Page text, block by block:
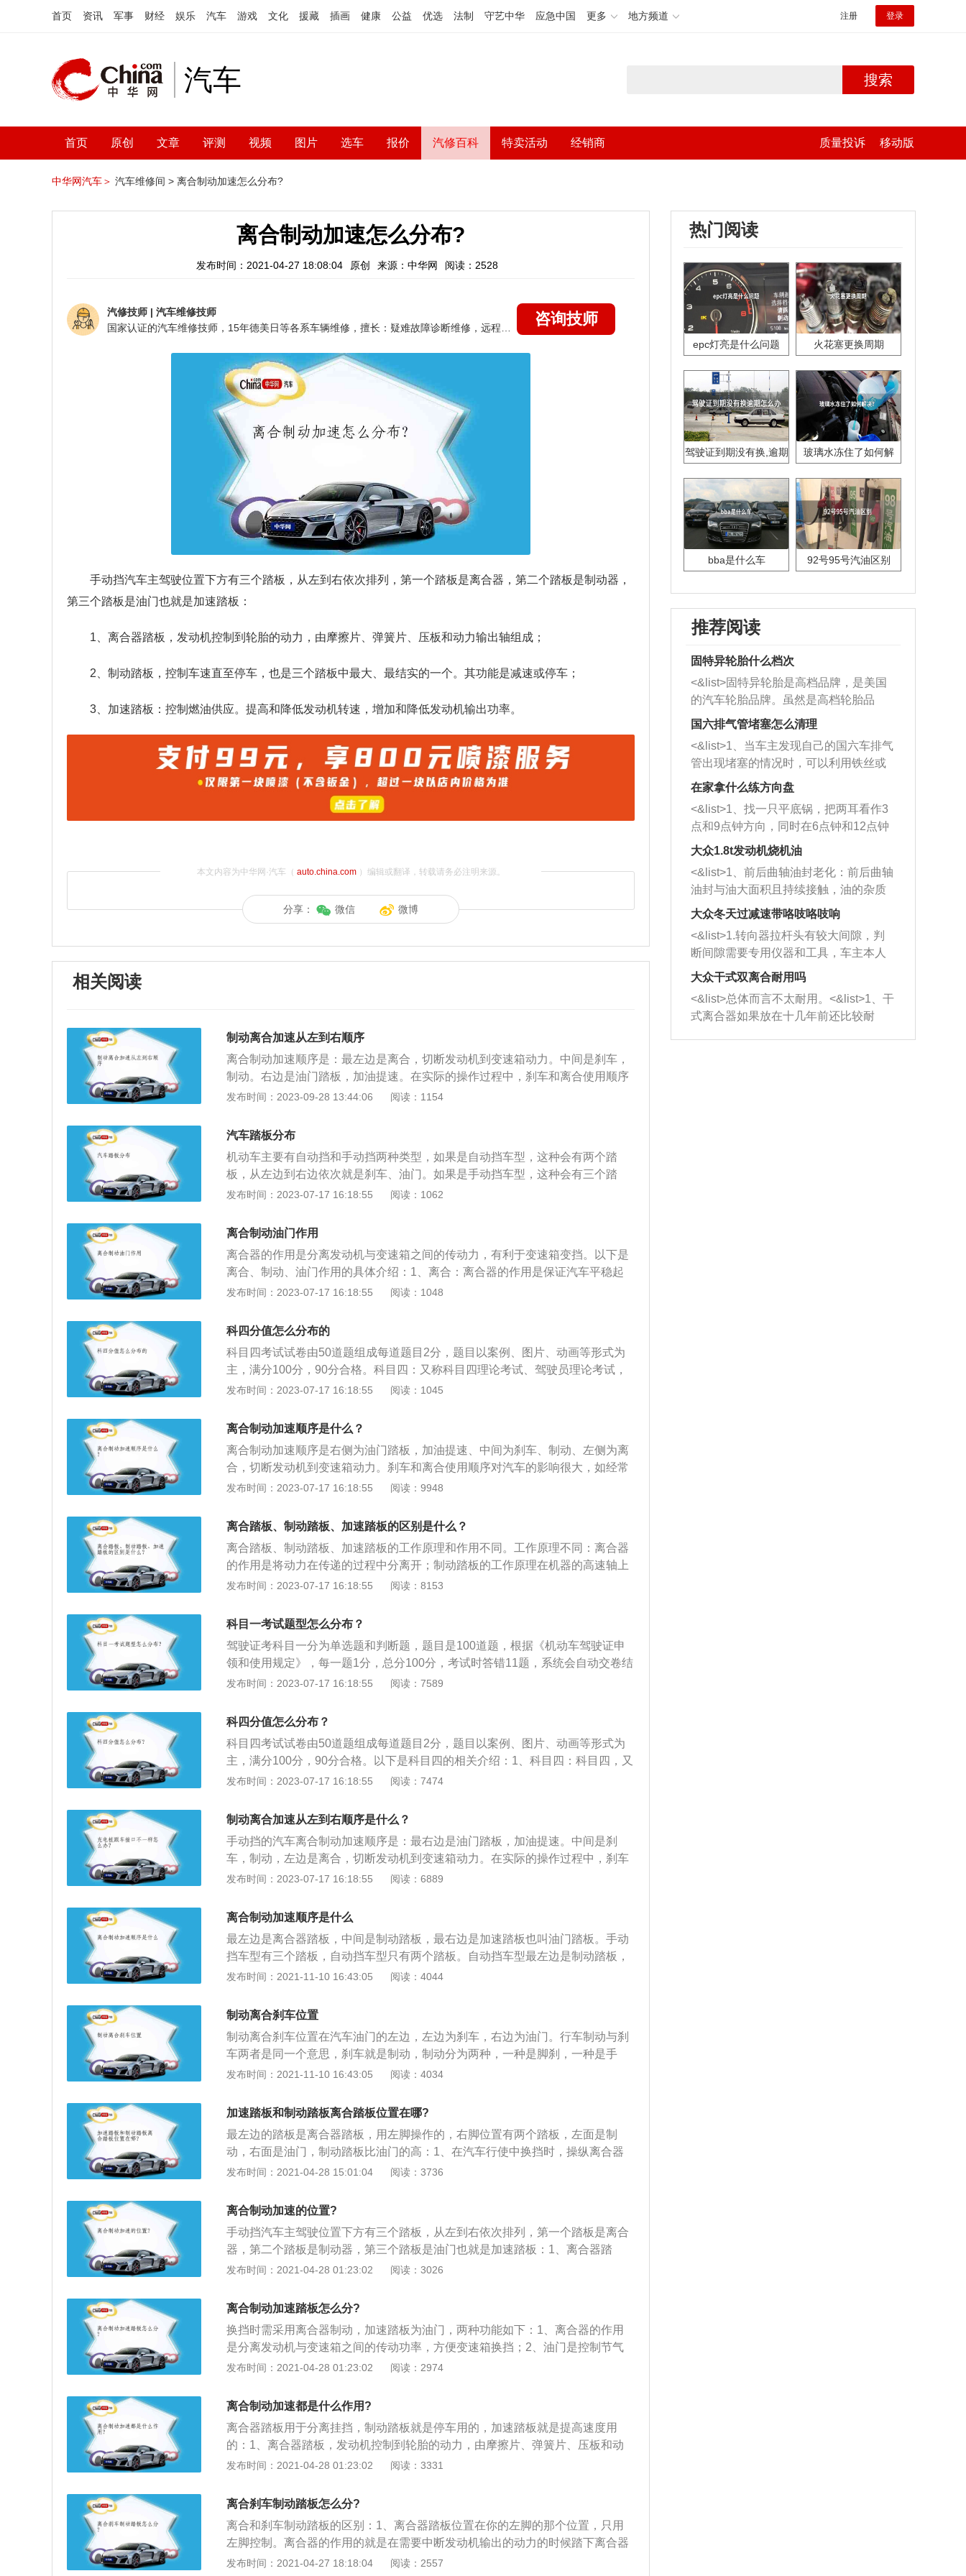
首页 资讯 军事 财经 娱乐 汽车 游戏 文化 援藏 插画 健康 公益 优选 法制 守艺中华 应急中国 更多 地方频道 注册 登录
汽车 搜索
首页 原创 文章 评测 视频 图片 选车 报价 汽修百科 特卖活动 经销商 质量投诉 移动版
中华网汽车＞ 汽车维修间 > 离合制动加速怎么分布?
离合制动加速怎么分布?
发布时间：2021-04-27 18:08:04 原创 来源：中华网 阅读：2528
汽修技师 | 汽车维修技师
咨询技师
手动挡汽车主驾驶位置下方有三个踏板，从左到右依次排列，第一个踏板是离合器，第二个踏板是制动器，
第三个踏板是油门也就是加速踏板：
1、离合器踏板，发动机控制到轮胎的动力，由摩擦片、弹簧片、压板和动力输出轴组成；
2、制动踏板，控制车速直至停车，也是三个踏板中最大、最结实的一个。其功能是减速或停车；
3、加速踏板：控制燃油供应。提高和降低发动机转速，增加和降低发动机输出功率。
本文内容为中华网·汽车（ auto.china.com）编辑或翻译，转载请务必注明来源。
分享： 微信 微博
相关阅读
制动离合加速从左到右顺序
离合制动加速顺序是：最左边是离合，切断发动机到变速箱动力。中间是刹车，
制动。右边是油门踏板，加油提速。在实际的操作过程中，刹车和离合使用顺序
对汽车的影响很大。如经常同时踩刹车离合，会严重缩短他们的寿命，严重时会
车的时候需要减速，依旧要先踩刹车后踩离合，然后进行换挡。踩刹车的时候一
定要点刹，这样刹车效果好，而且不会让人有顿挫感，更是对汽车本身的一种保
护。高速路上千万不要紧急刹车，高速行驶的车子刹车距离会正常，如果紧急刹
车可能会和后面的来车造成追尾事件，严重时造成生命危险。
发布时间：2023-09-28 13:44:06 阅读：1154
汽车踏板分布
机动车主要有自动挡和手动挡两种类型，如果是自动挡车型，这种会有两个踏
板，从左边到右边依次就是刹车、油门。如果是手动挡车型，这种会有三个踏
板，从左边到右边依次就是离合器、刹车、油门。相关介绍：1、离合器，正常
放在离合器踏板上。离合器就是代表对车辆动力进行切断的装置，当踩下离合器
之后，发动机传动齿轮，跟车轮驱动齿轮的链接就会分开。2、刹车，当踩下刹
车之后，就会钳住车轮，从而起到减速的效果。不过不建议长时间刹车减速，也
不建议拖着刹车行驶，否则很容易造成刹车盘偏热，造成刹车性能下降。3、油
门，主要作用就是控制车辆的速度，如果想要让车辆行驶速度很快，就必须要把
发布时间：2023-07-17 16:18:55 阅读：1062
离合制动油门作用
离合器的作用是分离发动机与变速箱之间的传动力，有利于变速箱变挡。以下是
离合、制动、油门作用的具体介绍：1、离合：离合器的作用是保证汽车平稳起
步和实现平顺换挡。在汽车行驶过程中，驾驶员可根据需要踩下或松开离合器踏
的动力。2、制动：制动器的作用是把行驶中的汽车减速直至停车。手刹或者自
动档中的停车档，锁住传动轴或者后轮。3、油门：油门的作用是通过控制其踩
踏量，来控制发动机节气门开度，控制进气量，电脑控制油量，从而控制发动机
的转速。离合处于最左边位置，油门处于最右边位置，而两者之间夹着的就是制
动。汽车的制动和油门有什么作用是比较明显的，所谓制动就是刹车阻止车辆前
意味着离合的作用小。汽车的离合器是发动机和变速箱之间的重要枢纽，它可以
使得汽车平稳起步，在汽车需要换挡的时候也可以保护汽车平稳前进，同时它还
可以在汽车发生紧急制动时保护车的零件，小小的离合器可是有很大作用的。所
发布时间：2023-07-17 16:18:55 阅读：1048
科四分值怎么分布的
科目四考试试卷由50道题组成每道题目2分，题目以案例、图片、动画等形式为
主，满分100分，90分合格。科目四：又称科目四理论考试、驾驶员理论考试，
是机动车驾驶证考核的一部分。主要内容包括：安全文明驾驶操作要求、恶劣气
发生交通事故后的处理知识等。科目四考试技巧1、多做模拟题科目四的题目类
型有判断题、单选题、多选题，内容类型有文字题、图片题、视频题。学员在考
试之前可以去网站上做做题库里面的习题，进行针对性的模拟训练，并对练习中
出错的问题进行巩固。2、巩固理论知识理论考试当然要“背”，但并不是“死记硬
背”，学员在记忆知识点的时候最好能跟日常生活联系起来记忆，比如自己遇到车
试小技巧任何考试都要掌握一些小技巧，比如，题目一定要看全面、答完题目后
要注意检查、设身处地的去思考题目等等，这些好习惯都能在学员考试中“加
分”。4、保持精神适度紧张学员们一定要放平心态、保持适度紧张，在科目三考
发布时间：2023-07-17 16:18:55 阅读：1045
离合制动加速顺序是什么？
离合制动加速顺序是右侧为油门踏板，加油提速、中间为刹车、制动、左侧为离
合，切断发动机到变速箱动力。刹车和离合使用顺序对汽车的影响很大，如经常
同时踩刹车离合，会严重缩短汽车的使用寿命，严重时会危及到生命，所以正确
降下来之后再踩离合，这样不会熄火也不会对汽车造成伤害。在下坡的过程中千
万不要踩离合，一旦踩了离合就相当于空挡滑行，是相当危险的一种行为，如果
下破的时候速度过快，需要加速的时候可以轻点刹车，但是千万不要踩离合。高
速行车的时候需要减速，依旧要先踩刹车后踩离合，然后进行换挡。踩刹车的时
候一定要点刹，这样刹车效果好，也不会有顿挫感，更是对汽车本生的一种保
发布时间：2023-07-17 16:18:55 阅读：9948
离合踏板、制动踏板、加速踏板的区别是什么？
离合踏板、制动踏板、加速踏板的工作原理和作用不同。工作原理不同：离合器
的作用是将动力在传递的过程中分离开；制动踏板的工作原理在机器的高速轴上
固定一个轮或盘，在机座上安装与之相顺应的闸瓦、带或盘，在外力作用下使之
气量，电脑控制油量，从而控制发动机的转速。作用不同：离合踏板的作用是通
过驾驶员的正确操纵，实现离合器前后部分(发动机和变速器)的接合和分离，防
止打齿；制动踏板是行车制动器的操纵装置，用以控制车辆减速和停车；加速踏
板同油门踏板，主要作用是控制发动机节气门的开度，从而控制发动机的动力输
出；加速踏板可识别加速踏板的位置及驾驶员要求的发动机功率，这是发动机管
因素的情况下由此可计算出需要的电子气门控制系统位置或节气门位置
发布时间：2023-07-17 16:18:55 阅读：8153
科目一考试题型怎么分布？
驾驶证考科目一分为单选题和判断题，题目是100道题，根据《机动车驾驶证申
领和使用规定》，每一题1分，总分100分，考试时答错11题，系统会自动交卷结
束考试。科目一，又称科目一理论考试、驾驶员理论考试，是机动车驾驶证考核
知识。考试形式为上机考试，考试时间有限制，考试的时间为45分钟。科目一试
题内容：驾驶证和机动车管理规定；道路通行条件及通行规定；道路交通安全违
法行为及处罚；道路交通事故处理相关规定；机动车基础知识；地方性法规；大
中型客货车制动系统与安全装置知识；轮式自行机械车、有轨电车、无轨电车专
用知识。科目一考试注意事项：科一考试时学员注意着装，不准穿拖鞋，电子产
意事项及流程，进入考场前将随身物品放入保险柜。进入考场，身份核对处分配
座位，找到后开始考试，注意摄像头对准自己遵守考试纪律，一次不过当天有补
考，再不过交钱重新预约。结束后，排队领取成绩单，并签字，没有签字视为无
补考一次。不参加补考或者补考仍不合格的，本次考试终止，申请人应当重新预
在十日后预约。科目三安全文明驾驶常识考试不合格的，已通过的道路驾驶技能
考试成绩有效。驾考共有3个科目，分别是科目一、科目二、科目三。科目一是
指道路交通安全法律、法规和相关知识考试科目；科目二是指场地驾驶技能考试
科目；科目三考试分为两项内容，是指道路驾驶技能和安全文明驾驶常识考试科
实际的官方说法中（即公安部123号令）没有科目四一说。
发布时间：2023-07-17 16:18:55 阅读：7589
科四分值怎么分布？
科目四考试试卷由50道题组成每道题目2分，题目以案例、图片、动画等形式为
主，满分100分，90分合格。以下是科目四的相关介绍：1、科目四：科目四，又
称科目四理论考试、驾驶员理论考试，是机动车驾驶证考核的一部分。《中华人
增加了安全文明常识考试，俗称“科目四”，考量“车德”。因为这个考试在科目三之
后进行，所以都习惯称之为科目四考试。2、主要内容包括：安全文明驾驶操作
要求、恶劣气象和复杂道路条件下的安全驾驶知识、爆胎等紧急情况下的临危处
理方法，以及发生交通事故后的处理知识等。
发布时间：2023-07-17 16:18:55 阅读：7474
制动离合加速从左到右顺序是什么？
手动挡的汽车离合制动加速顺序是：最右边是油门踏板，加油提速。中间是刹
车，制动，左边是离合，切断发动机到变速箱动力。在实际的操作过程中，刹车
和离合使用顺序对汽车的影响很大。如经常同时踩刹车离合，会严重缩短他们的
扩展资料：正确操作：对于高速行车的时候需要减速，依旧要先踩刹车后踩离
合，然后进行换挡。踩刹车的时候一定要点刹，这样刹车效果好，而且不会让人
有顿挫感，更是对汽车本身的一种保护。高速路上千万不要紧急刹车，高速行驶
的车子刹车距离会正常，如果紧急刹车可能会和后面的来车造成追尾事件，严重
时造成生命危险。
发布时间：2023-07-17 16:18:55 阅读：6889
离合制动加速顺序是什么
最左边是离合器踏板，中间是制动踏板，最右边是加速踏板也叫油门踏板。手动
挡车型有三个踏板，自动挡车型只有两个踏板。自动挡车型最左边是制动踏板，
右边是油门踏板。使用离合器踏板是需要一定技巧的，否则会缩短离合器片寿
又不完全结合。如果起步时一下完全抬起离合器踏板，汽车发动机会熄火。熄火
的原因就是因为发动机飞轮与离合器片之间的转速差过大，一下结合离合器之后
会导致发动机熄火。半联动技巧就是为了降低发动机飞轮与离合器片之间的转速
差。使用半联动技巧时要控制时间，如果使用时间过长会加快离合器片磨损。在
换挡时，也需要踩下离合器踏板。换挡完成后，松开离合器踏板时应该缓慢踩下
离配合，在换挡后车子会出现很大的顿挫，这样会降低乘坐舒适性。
发布时间：2021-11-10 16:43:05 阅读：4044
制动离合刹车位置
制动离合刹车位置在汽车油门的左边，左边为刹车，右边为油门。行车制动与刹
车两者是同一个意思，刹车就是制动，制动分为两种，一种是脚刹，一种是手
刹，脚刹是我们平时开车最常用到的，手刹是为了防止汽车溜车进行了二次制
离合踏板，右边有刹车踏板和油门踏板，离合踏板与刹车踏板和油门踏板是分开
的，一般左脚控制离合踏板，右脚分别控制刹车踏板和油门踏板，如果是自动挡
车型，就只有刹车踏板和油门踏板，所以只用右脚控制刹车和油门即可。汽车的
手刹一共有三种，一种是机械手刹，机械手刹是最常见的，一种是电子手刹，随
着汽车的升级换代，电子手刹逐渐取代了机械手刹，还有一种是脚刹，脚刹使用
喜欢两只脚控制刹车油门，这种做法是非常不正确的，这样开车左脚和右脚的力
度把握不相同，容易引发交通事故。
发布时间：2021-11-10 16:43:05 阅读：4034
加速踏板和制动踏板离合踏板位置在哪?
最左边的踏板是离合器踏板，用左脚操作的，右脚位置有两个踏板，左面是制
动，右面是油门，制动踏板比油门的高：1、在汽车行使中换挡时，操纵离合器
踏板应迅速踩下并抬起，不要出现半联动现象，否则会加速离合器片的磨损；
成离合器片的快速磨损。在制动时，应该先踩下制动踏板，然后再踩下离合器踏
板；3、如果制动后，车速不是很低，汽车不需要换挡时，就不要踩离合器踏
板。在特殊情况下，可以把离合器松到接合点左右来控制车速；4、制动踏板和
油门踏板的作用正好相反，一个是使汽车减速的操纵装置，一个是使汽车加速的
操纵装置；5、这两个踏板都是由右脚来操纵的，所以在开车时右脚是不可以离
就要视情况而定。
发布时间：2021-04-28 15:01:04 阅读：3736
离合制动加速的位置?
手动挡汽车主驾驶位置下方有三个踏板，从左到右依次排列，第一个踏板是离合
器，第二个踏板是制动器，第三个踏板是油门也就是加速踏板：1、离合器踏
板，发动机控制到轮胎的动力，由摩擦片、弹簧片、压板和动力输出轴组成；
能是减速或停车；3、加速踏板：控制燃油供应。提高和降低发动机转速，增加
和降低发动机输出功率。
发布时间：2021-04-28 01:23:02 阅读：3026
离合制动加速踏板怎么分?
换挡时需采用离合器制动，加速踏板为油门，两种功能如下：1、离合器的作用
是分离发动机与变速箱之间的传动功率，方便变速箱换挡；2、油门是控制节气
门的开度使得油气混合器注入的速度，在某个挡位下，油门踏板越大（油门开度
以使汽车减速，当然也可以使它停止，一般车辆都装有制动防抱死系统，即在制
动时车轮不会抱死，提高安全性。
发布时间：2021-04-28 01:23:02 阅读：2974
离合制动加速都是什么作用?
离合器踏板用于分离挂挡，制动踏板就是停车用的，加速踏板就是提高速度用
的：1、离合器踏板，发动机控制到轮胎的动力，由摩擦片、弹簧片、压板和动
力输出轴组成；2、制动踏板，控制车速直至停车，也是三个踏板中最大、最结
动机转速，增加和降低发动机输出功率。
发布时间：2021-04-28 01:23:02 阅读：3331
离合刹车制动踏板怎么分?
离合和刹车制动踏板的区别：1、离合器踏板位置在你的左脚的那个位置，只用
左脚控制。离合器的作用的就是在需要中断发动机输出的动力的时候踏下离合器
踏板，控制离合器主、从动片处于分离位置，达到在发动机没有停止运行的状态
发布时间：2021-04-27 18:18:04 阅读：2557
热门阅读
epc灯亮是什么问题 火花塞更换周期
驾驶证到期没有换,逾期
玻璃水冻住了如何解
bba是什么车 92号95号汽油区别
推荐阅读
固特异轮胎什么档次
<&list>固特异轮胎是高档品牌，是美国
的汽车轮胎品牌。虽然是高档轮胎品
牌，但是中高低端的轮胎都有生产，这
也是为了更好的开拓市场。
国六排气管堵塞怎么清理
<&list>1、当车主发现自己的国六车排气
管出现堵塞的情况时，可以利用铁丝或
者是细棍，直接将杂物给取出来，如果
堵塞情况比较严重，也可以采取应急措
施。 <&list>2、直接利用木棍将所有的
杂物推到排气管里面的位置处，然后将
三元催化器拆解开，就可以将堵塞的东
西取出来。但如果是因为积碳过多引起
的堵塞，就需要将三元催化器泡在草酸
洗剂对堵塞的情况得到解决，将清洗剂
放在燃油箱中，与燃油混合后，车辆启
动时，就可以和汽油一起进入到燃烧
室，最后形成废气排出，就可以让三元
催化器得到清洗，排气管堵塞的情况就
能够得到解决。
在家拿什么练方向盘
<&list>1、找一只平底锅，把两耳看作3
点和9点钟方向，同时在6点钟和12点钟
方向做一个标记。 <&list>2、双手握住
一圈半的练习，往右同样也要打相同的
圈数。 <&list>3、最后强调要反复练
习，这样就可以形成肌肉记忆，在真实
驾驶车辆时，不需要记忆也能打好方
向。
大众1.8t发动机烧机油
<&list>1、前后曲轴油封老化：前后曲轴
油封与油大面积且持续接触，油的杂质
和发动机内持续温度变化使其密封效果
逐渐减弱，导致渗油或漏油。<&list>2、
活塞间隙过大：积碳会使活塞环与缸体
的间隙扩大，导致机油流入燃烧室中，
造成烧机油。<&list>3、机油粘度。使用
机油粘度过小的话，同样会有烧机油现
象，机油粘度过小具有很好的流动性，
大众冬天过减速带咯吱咯吱响
<&list>1.转向器拉杆头有较大间隙，判
断间隙需要专用仪器和工具，车主本人
无法制作，需要将车辆送到修理厂或4s
店；<&list>2.车辆半轴套管防尘罩破
裂，破裂后会出现漏油现象，使半轴磨
损严重，磨损的半轴容易损坏，产生异
响；<&list>3.稳定器的转向胶套和球头
大众干式双离合耐用吗
<&list>总体而言不太耐用。<&list>1、干
式离合器如果放在十几年前还比较耐